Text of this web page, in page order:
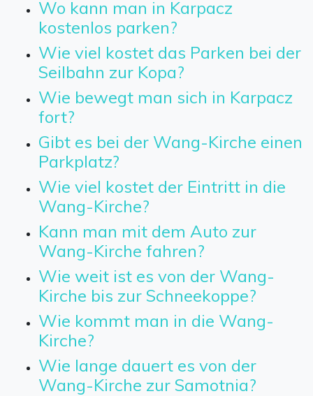
Wo kann man in Karpacz
kostenlos parken?
Wie viel kostet das Parken bei der
Seilbahn zur Kopa?
Wie bewegt man sich in Karpacz
fort?
Gibt es bei der Wang-Kirche einen
Parkplatz?
Wie viel kostet der Eintritt in die
Wang-Kirche?
Kann man mit dem Auto zur
Wang-Kirche fahren?
Wie weit ist es von der Wang-
Kirche bis zur Schneekoppe?
Wie kommt man in die Wang-
Kirche?
Wie lange dauert es von der
Wang-Kirche zur Samotnia?